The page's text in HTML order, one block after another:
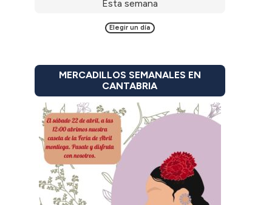
Esta semana
Elegir un día
MERCADILLOS SEMANALES EN
CANTABRIA